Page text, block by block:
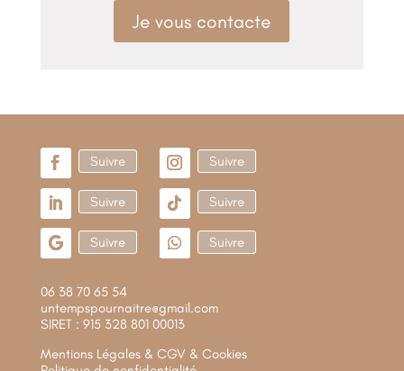
Je vous contacte
Suivre Suivre
Suivre Suivre
Suivre Suivre
06 38 70 65 54
untempspournaitre@gmail.com
SIRET : 915 328 801 00013
Mentions Légales & CGV & Cookies